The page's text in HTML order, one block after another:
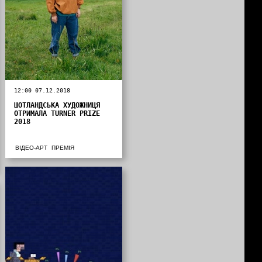
12:00 07.12.2018
ШОТЛАНДСЬКА ХУДОЖНИЦЯ
ОТРИМАЛА TURNER PRIZE
2018
ВІДЕО-АРТ ПРЕМІЯ